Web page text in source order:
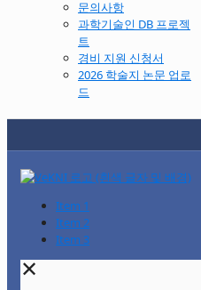
문의사항
과학기술인 DB 프로젝
트
경비 지원 신청서
2026 학술지 논문 업로
드
Item 1
Item 2
Item 3
✕